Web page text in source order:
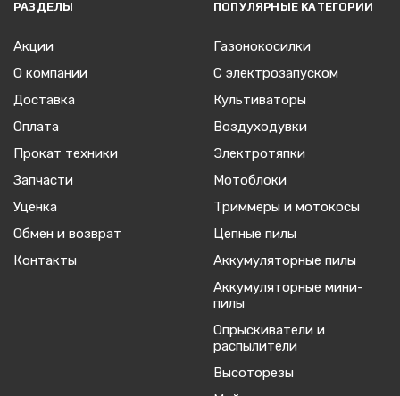
РАЗДЕЛЫ
Акции
О компании
Доставка
Оплата
Прокат техники
Запчасти
Уценка
Обмен и возврат
Контакты
ПОПУЛЯРНЫЕ КАТЕГОРИИ
Газонокосилки
С электрозапуском
Культиваторы
Воздуходувки
Электротяпки
Мотоблоки
Триммеры и мотокосы
Цепные пилы
Аккумуляторные пилы
Аккумуляторные мини-
пилы
Опрыскиватели и
распылители
Высоторезы